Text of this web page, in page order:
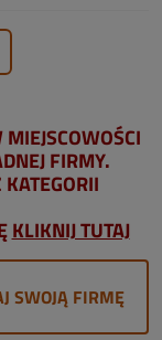
FIRMY.
KLIKNIJ TUTAJ
SWOJĄ FIRMĘ